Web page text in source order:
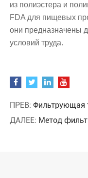
из полиэстера и
FDA для пищевых
они предназначены
условий труда.
ПРЕВ: Фильтрующая
ДАЛЕЕ: Метод